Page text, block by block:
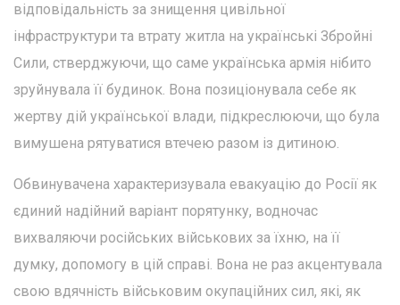
відповідальність за знищення цивільної
інфраструктури та втрату житла на українські Збройні
Сили, стверджуючи, що саме українська армія нібито
зруйнувала її будинок. Вона позиціонувала себе як
жертву дій української влади, підкреслюючи, що була
вимушена рятуватися втечею разом із дитиною.
Обвинувачена характеризувала евакуацію до Росії як
єдиний надійний варіант порятунку, водночас
вихваляючи російських військових за їхню, на її
думку, допомогу в цій справі. Вона не раз акцентувала
свою вдячність військовим окупаційних сил, які, як